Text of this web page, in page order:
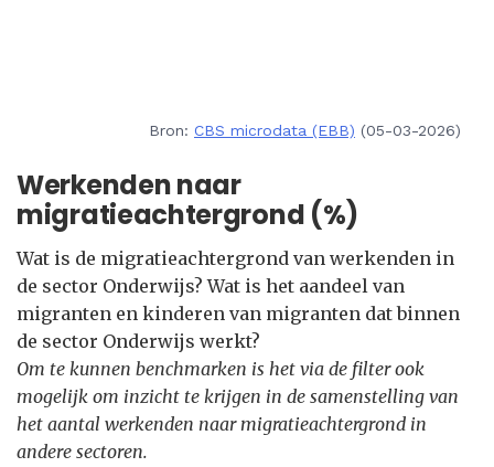
Bron: CBS microdata (EBB) (05-03-2026)
Werkenden naar
migratieachtergrond (%)
Wat is de migratieachtergrond van werkenden in
de sector Onderwijs? Wat is het aandeel van
migranten en kinderen van migranten dat binnen
de sector Onderwijs werkt?
Om te kunnen benchmarken is het via de filter ook
mogelijk om inzicht te krijgen in de samenstelling van
het aantal werkenden naar migratieachtergrond in
andere sectoren.